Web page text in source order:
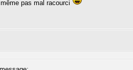
pas mal racourci